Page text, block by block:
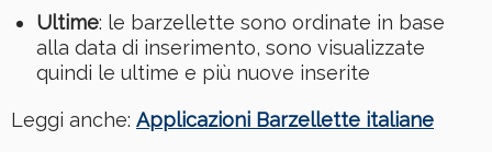
Ultime: le barzellette sono ordinate in base
alla data di inserimento, sono visualizzate
quindi le ultime e più nuove inserite
Leggi anche: Applicazioni Barzellette italiane